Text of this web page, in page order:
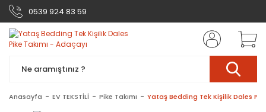
0539 924 83 59
Anasayfa EV TEKSTİLİ Pike Takımı Yataş Bedding Tek Kişilik Dales